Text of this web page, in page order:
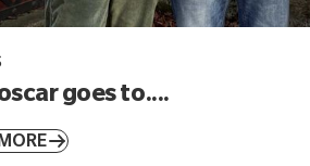
goes to....